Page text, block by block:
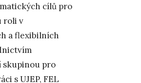
cílů pro
roli v
a flexibilních
skupinou pro
s UJEP, FEL